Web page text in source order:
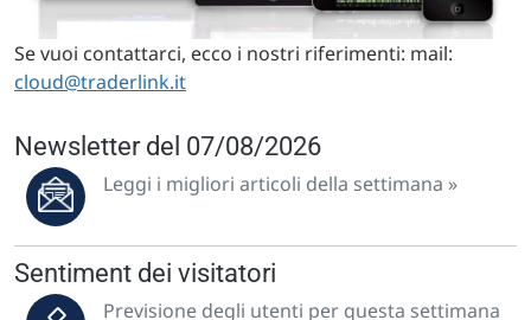
Se vuoi contattarci, ecco i nostri riferimenti: mail:
cloud@traderlink.it
Newsletter del 07/08/2026
Leggi i migliori articoli della settimana »
Sentiment dei visitatori
Previsione degli utenti per questa settimana